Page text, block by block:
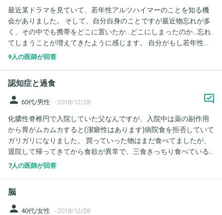
す。
最近某ドラマを見ていて、若年性アルツハイマーのことを知る機
会がありました。 そして、自分自身のことですが最近物忘れが多
く、その中でも携帯をどこに置いたか…どこにしまったのか…忘れ
てしまうことが増えてきたように感じます。 自分がもし若年性ア
ルツハイマーだったら…と不安になってしまっているのですが、何
9人の医師が回答
認知症と過食
person 60代/男性 - 2018/12/28
化膿性脊椎円で入院していた父なんですが、入院中は薬の副作用
から胃がムカムカすると(潔癖性はあります)病院食を拒否していて
ガリガリになりました。 買っていった物はまだ食べてましたが、
退院して帰ってきてから食欲が異常で、三食きっちり食べている
のに、間食と夕食後でも数十分たてば(ハンバーグを食べた後に焼
めといたら？言ったら食べたいから食べると聞きません。 認知症
が心配です。 それとも、食べてなかって食べだしてイヤシクなっ
7人の医師が回答
脳
person 40代/女性 - 2018/12/28